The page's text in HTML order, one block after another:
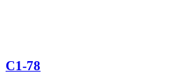
С1-78